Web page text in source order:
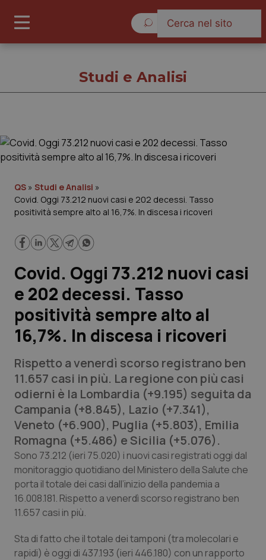
Governo e Parlamento
Regioni e Asl
Lavoro e Professioni
Scienza e Farmaci
Studi e Analisi
Lettere al direttore
Edizioni Regionali
QS Pro
Professionisti Sanitari.AI
Abruzzo
Basilicata
Calabria
QS Pro Gold
Artrite & artrosi
Asma & BPCO
QS Club Newsletter
Studi e Analisi
QS » Studi e Analisi »
Covid. Oggi 73.212 nuovi casi e 202 decessi. Tasso
positività sempre alto al 16,7%. In discesa i ricoveri
Covid. Oggi 73.212 nuovi casi
e 202 decessi. Tasso
positività sempre alto al
16,7%. In discesa i ricoveri
Rispetto a venerdì scorso registrano ben
11.657 casi in più. La regione con più casi
odierni è la Lombardia (+9.195) seguita da
Campania (+8.845), Lazio (+7.341),
Veneto (+6.900), Puglia (+5.803), Emilia
Romagna (+5.486) e Sicilia (+5.076).
Sono 73.212 (ieri 75.020) i nuovi casi registrati oggi dal
monitoraggio quotidiano del Ministero della Salute che
porta il totale dei casi dall’inizio della pandemia a
16.008.181. Rispetto a venerdì scorso registrano ben
11.657 casi in più.
Sta di fatto che il totale dei tamponi (tra molecolari e
rapidi) è oggi di 437.193 (ieri 446.180) con un rapporto